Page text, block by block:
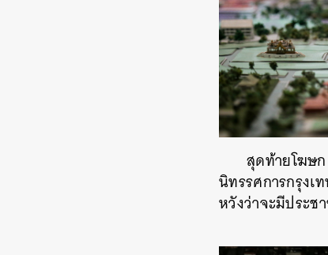
สุดท้ายโฆษ
นิทรรศการกรุง
หวังว่าจะมีประช